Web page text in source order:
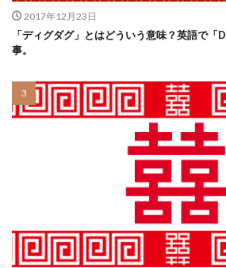
2017年12月23日
「ディグダグ」とはどういう意味？英語で
事。